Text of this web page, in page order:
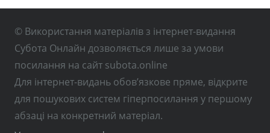
© Використання матеріалів з інтернет-видання
Субота Онлайн дозволяється лише за умови
посилання на сайт subota.online
Для інтернет-видань обов’язкове пряме, відкрите
для пошукових систем гіперпосилання у першому
абзаці на конкретний матеріал.